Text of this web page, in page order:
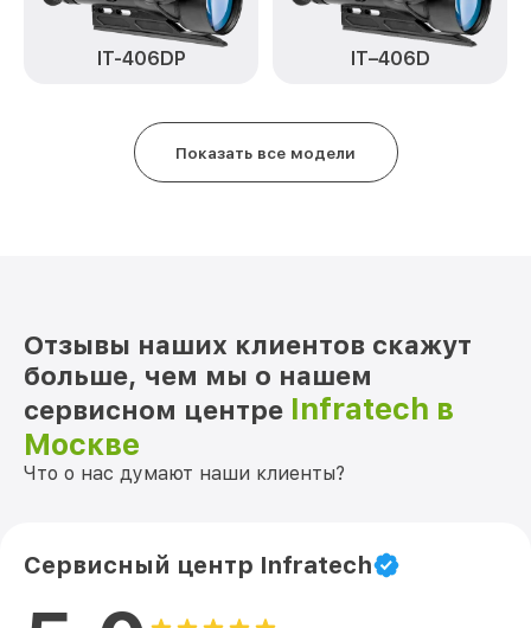
Замена матрицы IT-124CP Infratech от 1100₽
Замена дисплея (экрана) IT-124CP
от 750₽
Ремонт разъема IT-124CP Infratech
Ремонт Wi-Fi IT-124CP Infratech
Прошивка (Обновление ПО) IT-124CP
Infratech
от 450₽
IT-406DP IT–406D
Показать все модели
Отзывы наших клиентов скажут
больше, чем мы о нашем
сервисном центре Infratech в
Москве
Что о нас думают наши клиенты?
Сервисный центр Infratech